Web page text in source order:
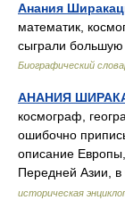
Анания
математик,
сыграли
Биографический
АНАНИЯ
космограф,
ошибочно
описание
Передней Азии,
историческая